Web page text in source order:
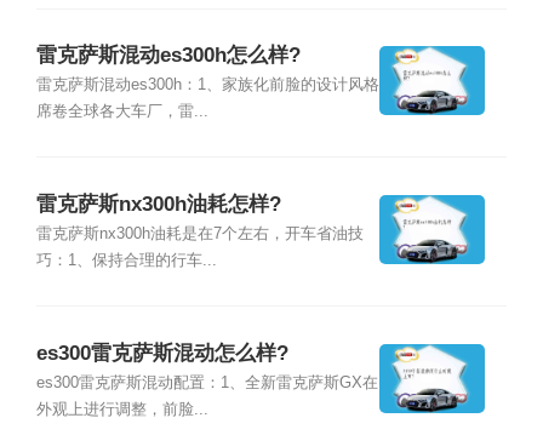
雷克萨斯混动es300h怎么样?
雷克萨斯混动es300h：1、家族化前脸的设计风格
席卷全球各大车厂，雷...
雷克萨斯nx300h油耗怎样?
雷克萨斯nx300h油耗是在7个左右，开车省油技
巧：1、保持合理的行车...
es300雷克萨斯混动怎么样?
es300雷克萨斯混动配置：1、全新雷克萨斯GX在
外观上进行调整，前脸...